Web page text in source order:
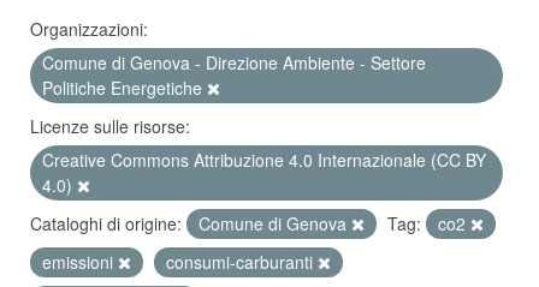
Organizzazioni:
Comune di Genova - Direzione Ambiente - Settore
Politiche Energetiche
Licenze sulle risorse:
Creative Commons Attribuzione 4.0 Internazionale (CC BY
4.0)
Cataloghi di origine:
Comune di Genova Tag:
co2
emissioni
consumi-carburanti